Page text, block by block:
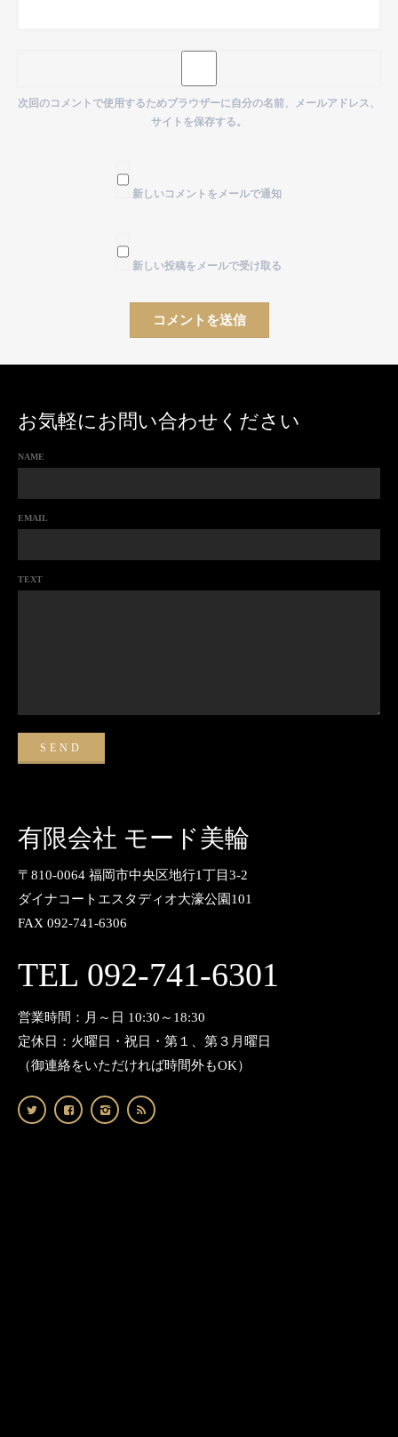
次回のコメントで使用するためブラウザーに自分の名前、メールアドレス、
サイトを保存する。
新しいコメントをメールで通知
新しい投稿をメールで受け取る
お気軽にお問い合わせください
NAME
EMAIL
TEXT
有限会社 モード美輪
〒810-0064 福岡市中央区地行1丁目3-2
ダイナコートエスタディオ大濠公園101
FAX 092-741-6306
TEL 092-741-6301
営業時間：月～日 10:30～18:30
定休日：火曜日・祝日・第１、第３月曜日
（御連絡をいただければ時間外もOK）